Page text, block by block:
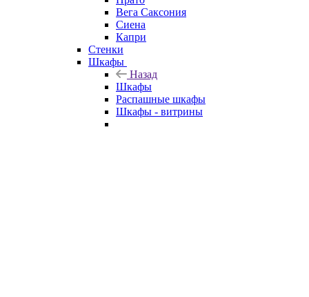
Вега Саксония
Сиена
Капри
Стенки
Шкафы
Назад
Шкафы
Распашные шкафы
Шкафы - витрины